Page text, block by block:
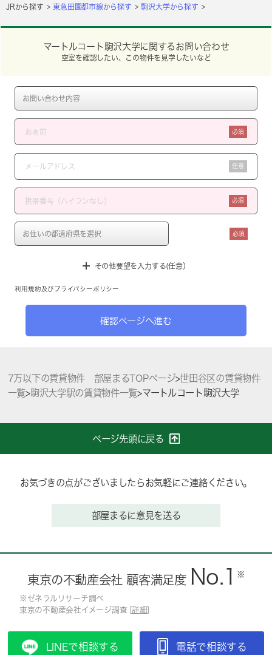
JRから探す 東急田園都市線から探す 駒沢大学から探す
マートルコート駒沢大学に関するお問い合わせ
空室を確認したい、この物件を見学したいなど
必須
任意
必須
必須
その他要望を入力する(任意）
利用規約 及び プライバシーポリシー
確認ページへ進む
7万以下の賃貸物件 部屋まるTOPページ>世田谷区の賃貸物件
一覧>駒沢大学駅の賃貸物件一覧>マートルコート駒沢大学
ページ先頭に戻る
お気づきの点がございましたらお気軽にご連絡ください。
部屋まるに意見を送る
東京の不動産会社 顧客満足度 No.1 ※
※ゼネラルリサーチ調べ
東京の不動産会社イメージ調査 [ 詳細
LINEで相談する 電話で相談する